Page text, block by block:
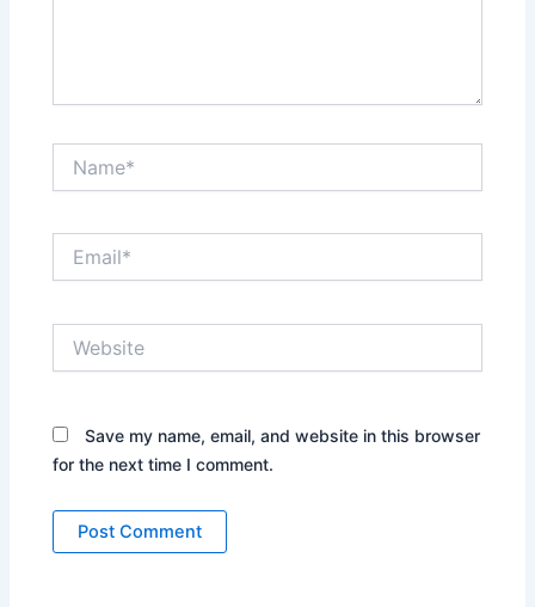
Save my name, email, and website in this browser
for the next time I comment.